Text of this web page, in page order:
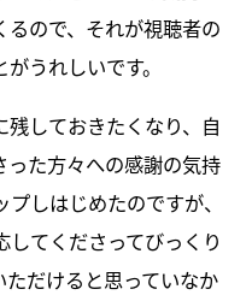
ので、それが視聴者の
うれしいです。
残しておきたくなり、自
た方々への感謝の気持
しはじめたのですが、
てくださってびっくり
だけると思っていなか